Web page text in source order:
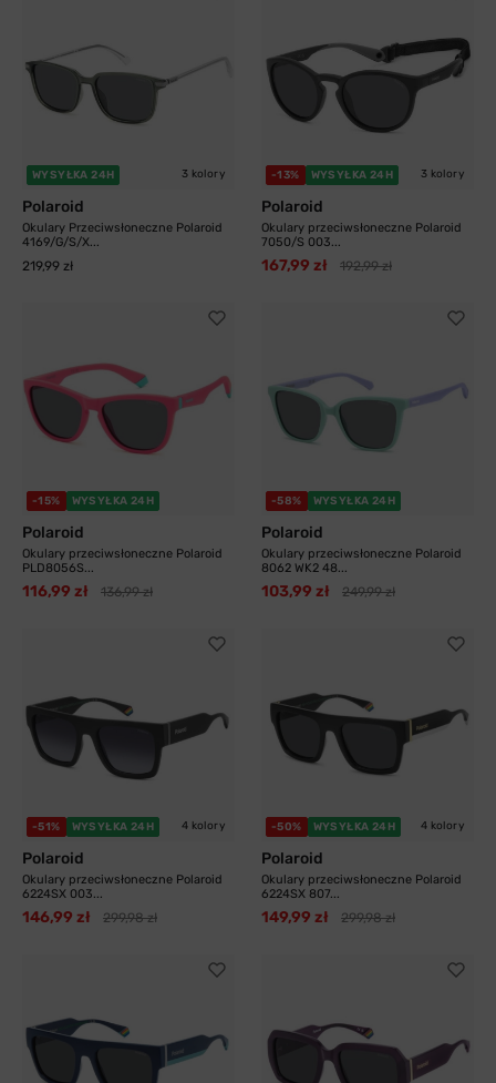
WYSYŁKA 24H 3 kolory
Polaroid
Okulary Przeciwsłoneczne Polaroid
4169/G/S/X...
219,99 zł
-13% WYSYŁKA 24H 3 kolory
Polaroid
Okulary przeciwsłoneczne Polaroid
7050/S 003...
167,99 zł 192,99 zł
-15% WYSYŁKA 24H
Polaroid
Okulary przeciwsłoneczne Polaroid
PLD8056S...
116,99 zł 136,99 zł
-58% WYSYŁKA 24H
Polaroid
Okulary przeciwsłoneczne Polaroid
8062 WK2 48...
103,99 zł 249,99 zł
-51% WYSYŁKA 24H 4 kolory
Polaroid
Okulary przeciwsłoneczne Polaroid
6224SX 003...
146,99 zł 299,98 zł
-50% WYSYŁKA 24H 4 kolory
Polaroid
Okulary przeciwsłoneczne Polaroid
6224SX 807...
149,99 zł 299,98 zł